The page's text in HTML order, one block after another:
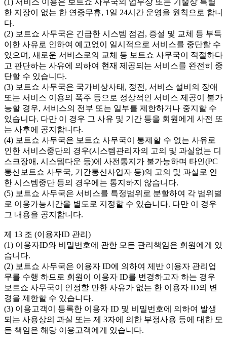
(1) 서비스 이용은 보트쇼 사무국의 업무상 또는 기술상 특별
한 지장이 없는 한 연중무휴, 1일 24시간 운영을 원칙으로 합니
다.
(2) 보트쇼 사무국은 긴급한 시스템 점검, 증설 및 교체 등 부득
이한 사유로 인하여 예고없이 일시적으로 서비스를 중단할 수
있으며, 새로운 서비스로의 교체 등 보트쇼 사무국이 적절하다
고 판단하는 사유에 의하여 현재 제공되는 서비스를 완전히 중
단할 수 있습니다.
(3) 보트쇼 사무국은 국가비상사태, 정전, 서비스 설비의 장애
또는 서비스 이용의 폭주 등으로 정상적인 서비스 제공이 불가
능할 경우, 서비스의 전부 또는 일부를 제한하거나 중지할 수
있습니다. 다만 이 경우 그 사유 및 기간 등을 회원에게 사전 또
는 사후에 공지합니다.
(4) 보트쇼 사무국은 보트쇼 사무국이 통제할 수 없는 사유로
인한 서비스중단의 경우(시스템관리자의 고의 및 과실없는 디
스크장애, 시스템다운 등)에 사전통지가 불가능하며 타인(PC
통신보트쇼 사무국, 기간통신사업자 등)의 고의 및 과실로 인
한 시스템중단 등의 경우에는 통지하지 않습니다.
(5) 보트쇼 사무국은 서비스를 특정범위로 분할하여 각 범위별
로 이용가능시간을 별도로 지정할 수 있습니다. 다만 이 경우
그 내용을 공지합니다.
제 13 조 (이용자ID 관리)
(1) 이용자ID와 비밀번호에 관한 모든 관리책임은 회원에게 있
습니다.
(2) 보트쇼 사무국은 이용자 ID에 의하여 제반 이용자 관리업
무를 수행 하므로 회원이 이용자 ID를 변경하고자 하는 경우
보트쇼 사무국이 인정할 만한 사유가 없는 한 이용자 ID의 변
경을 제한할 수 있습니다.
(3) 이용고객이 등록한 이용자 ID 및 비밀번호에 의하여 발생
되는 사용상의 과실 또는 제 3자에 의한 부정사용 등에 대한 모
든 책임은 해당 이용고객에게 있습니다.